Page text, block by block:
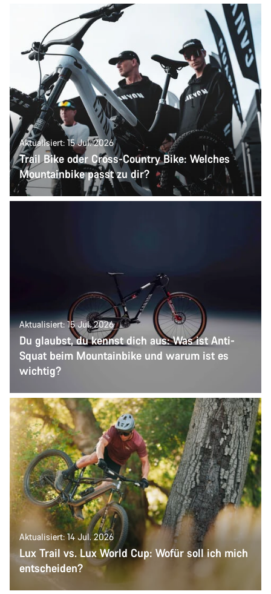
Aktualisiert: 15 Jul. 2026
Trail Bike oder Cross-Country Bike: Welches
Mountainbike passt zu dir?
Aktualisiert: 15 Jul. 2026
Du glaubst, du kennst dich aus: Was ist Anti-
Squat beim Mountainbike und warum ist es
wichtig?
Aktualisiert: 14 Jul. 2026
Lux Trail vs. Lux World Cup: Wofür soll ich mich
entscheiden?